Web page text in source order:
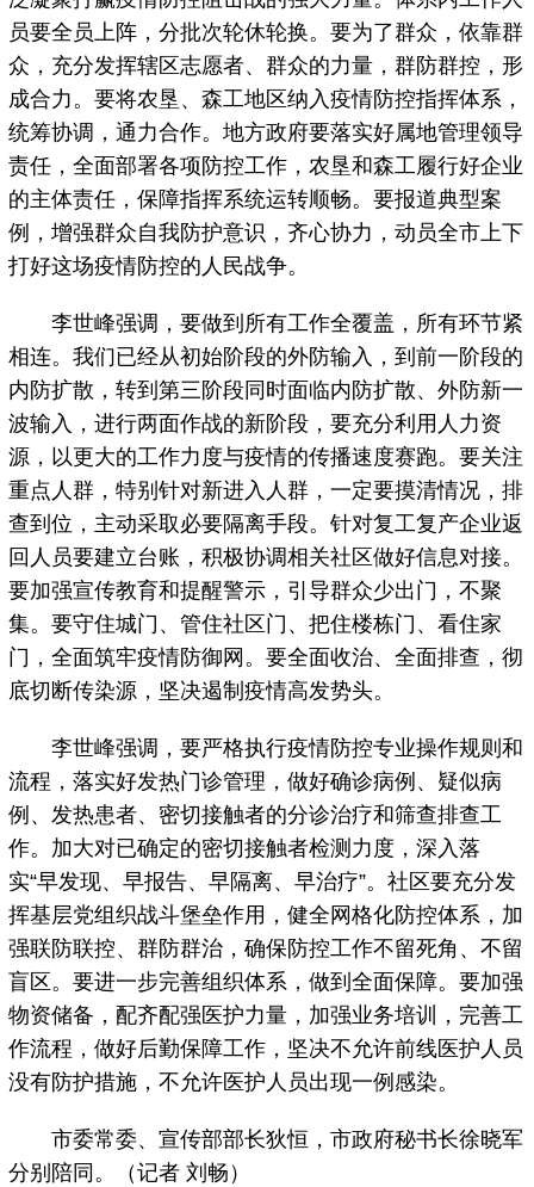
员要全员上阵，分批次轮休轮换。要为了群众，依靠群
众，充分发挥辖区志愿者、群众的力量，群防群控，形
成合力。要将农垦、森工地区纳入疫情防控指挥体系，
统筹协调，通力合作。地方政府要落实好属地管理领导
责任，全面部署各项防控工作，农垦和森工履行好企业
的主体责任，保障指挥系统运转顺畅。要报道典型案
例，增强群众自我防护意识，齐心协力，动员全市上下
打好这场疫情防控的人民战争。
李世峰强调，要做到所有工作全覆盖，所有环节紧
相连。我们已经从初始阶段的外防输入，到前一阶段的
内防扩散，转到第三阶段同时面临内防扩散、外防新一
波输入，进行两面作战的新阶段，要充分利用人力资
源，以更大的工作力度与疫情的传播速度赛跑。要关注
重点人群，特别针对新进入人群，一定要摸清情况，排
查到位，主动采取必要隔离手段。针对复工复产企业返
回人员要建立台账，积极协调相关社区做好信息对接。
要加强宣传教育和提醒警示，引导群众少出门，不聚
集。要守住城门、管住社区门、把住楼栋门、看住家
门，全面筑牢疫情防御网。要全面收治、全面排查，彻
底切断传染源，坚决遏制疫情高发势头。
李世峰强调，要严格执行疫情防控专业操作规则和
流程，落实好发热门诊管理，做好确诊病例、疑似病
例、发热患者、密切接触者的分诊治疗和筛查排查工
作。加大对已确定的密切接触者检测力度，深入落
实“早发现、早报告、早隔离、早治疗”。社区要充分发
挥基层党组织战斗堡垒作用，健全网格化防控体系，加
强联防联控、群防群治，确保防控工作不留死角、不留
盲区。要进一步完善组织体系，做到全面保障。要加强
物资储备，配齐配强医护力量，加强业务培训，完善工
作流程，做好后勤保障工作，坚决不允许前线医护人员
没有防护措施，不允许医护人员出现一例感染。
市委常委、宣传部部长狄恒，市政府秘书长徐晓军
分别陪同。（记者 刘畅）